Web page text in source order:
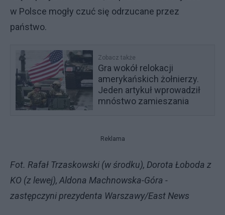
w Polsce mogły czuć się odrzucane przez
państwo.
Zobacz także
Gra wokół relokacji
amerykańskich żołnierzy.
Jeden artykuł wprowadził
mnóstwo zamieszania
Reklama
Fot. Rafał Trzaskowski (w środku), Dorota Łoboda z
KO (z lewej), Aldona Machnowska-Góra -
zastępczyni prezydenta Warszawy/East News